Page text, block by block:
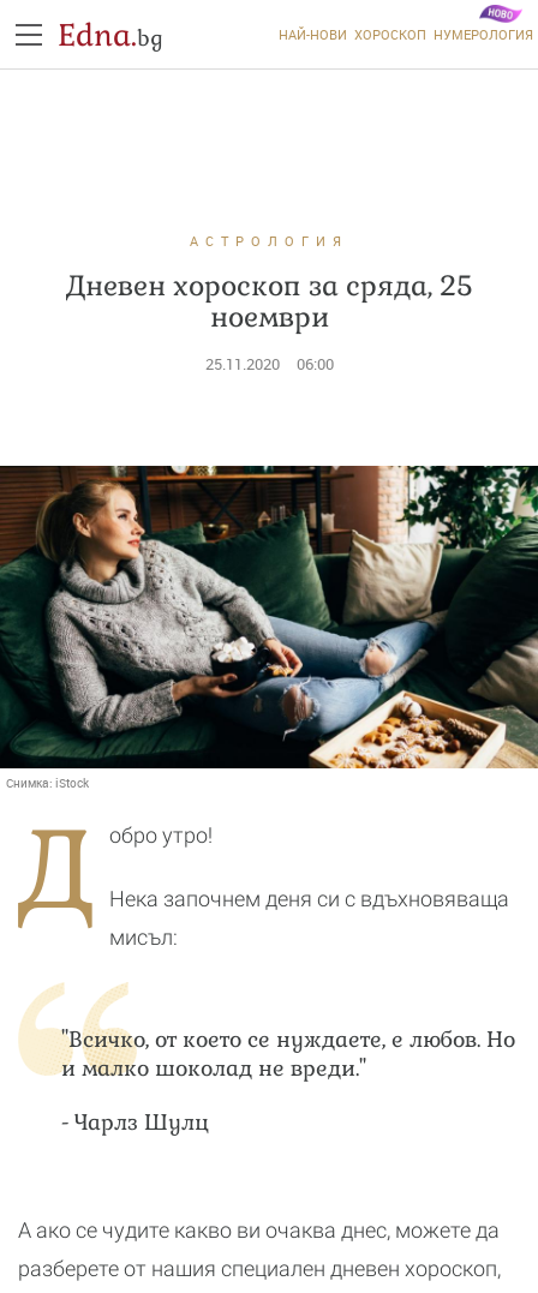
Edna.bg НАЙ-НОВИ ХОРОСКОП НУМЕРОЛОГИЯ
АСТРОЛОГИЯ
Дневен хороскоп за сряда, 25
ноември
25.11.2020 06:00
Снимка: iStock
Д обро утро!
Нека започнем деня си с вдъхновяваща
мисъл:
"Всичко, от което се нуждаете, е любов. Но
и малко шоколад не вреди."
- Чарлз Шулц
А ако се чудите какво ви очаква днес, можете да
разберете от нашия специален дневен хороскоп,